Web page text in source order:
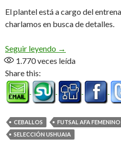
El plantel está a cargo del
charlamos en busca de detalles.
Seguir leyendo Arrancó la
→
1.770veces leída
Share this:
CEBALLOS FUTSAL AFA FEMENINO
SELECCIÓN USHUAIA